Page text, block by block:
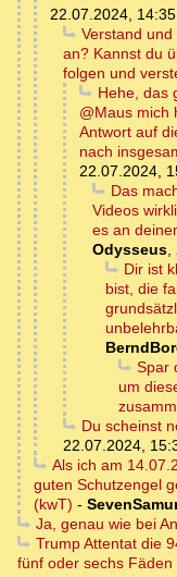
22.07.2024, 14:35
Verstand
an? Kannst du
folgen und
Hehe, das
@Maus mich
Antwort auf
nach
22.07.2024,
Das
Videos
es an
Odysseus,
Dir ist
bist, die
Spar
um
Du scheinst
22.07.2024,
Als ich am
guten Schutzengel
(kwT) -
Ja, genau wie bei
Trump Attentat die
fünf oder sechs